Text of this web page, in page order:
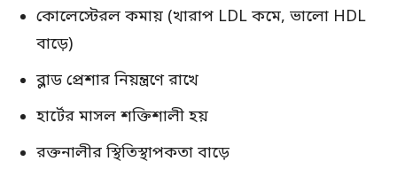
কোলেস্টেরল কমায় (খারাপ LDL কমে, ভালো HDL
বাড়ে)
ব্লাড প্রেশার নিয়ন্ত্রণে রাখে
হার্টের মাসল শক্তিশালী হয়
রক্তনালীর স্থিতিস্থাপকতা বাড়ে